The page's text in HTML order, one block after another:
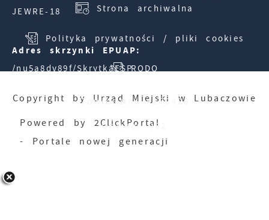
JEWRE-18
Adres skrzynki EPUAP:
/nu5a8dv89f/SkrytkaESP
Strona archiwalna
Polityka prywatności / pliki cookies
RODO
Odwiedzin: 4270428
Online: 982
Copyright by Urząd Miejski w Lubaczowie
Powered by 2ClickPortal
- Portale nowej generacji